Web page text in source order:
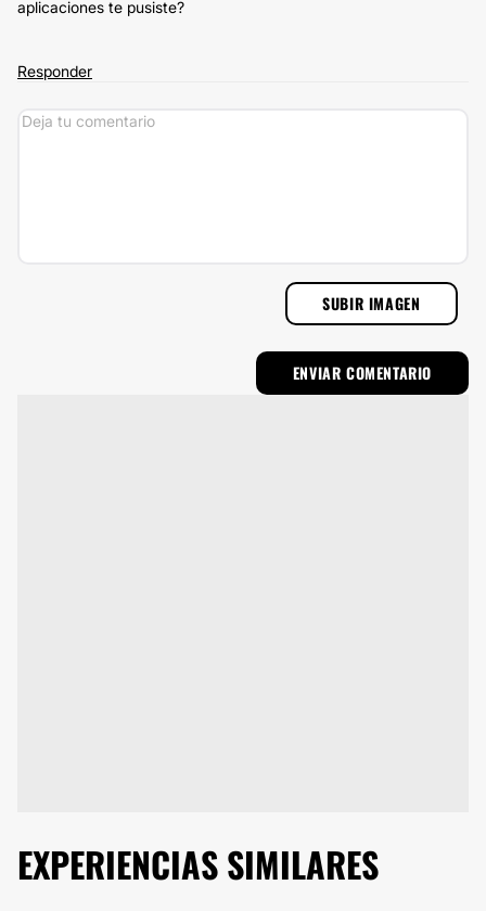
aplicaciones te pusiste?
Responder
SUBIR IMAGEN
EXPERIENCIAS SIMILARES